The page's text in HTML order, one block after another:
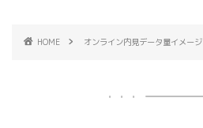
HOME オンライン内見データ量イメージ